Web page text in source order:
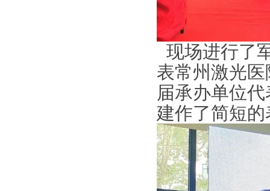
现场进行了
表常州激光
届承办单位
建作了简短